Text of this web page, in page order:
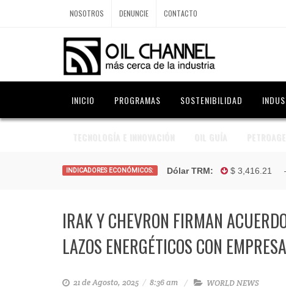
NOSOTROS DENUNCIE CONTACTO
INICIO PROGRAMAS SOSTENIBILIDAD
INDICADORES ECONÓMICOS:Dólar TRM: $ 3,416.21
IRAK Y CHEVRON FIRMAN
LAZOS ENERGÉTICOS CON
21 de Agosto, 2025 / 8:36 am WORLD NEWS